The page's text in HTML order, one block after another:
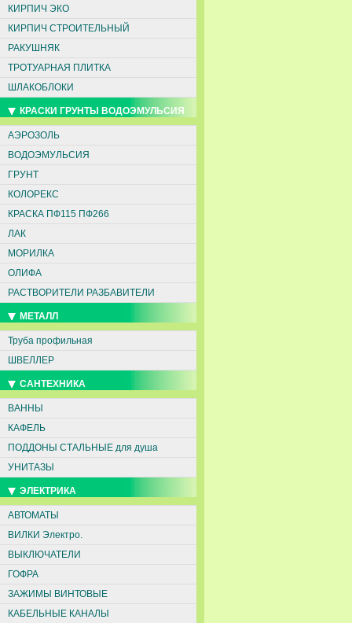
КИРПИЧ ЭКО
КИРПИЧ СТРОИТЕЛЬНЫЙ
РАКУШНЯК
ТРОТУАРНАЯ ПЛИТКА
ШЛАКОБЛОКИ
КРАСКИ ГРУНТЫ ВОДОЭМУЛЬСИЯ
АЭРОЗОЛЬ
ВОДОЭМУЛЬСИЯ
ГРУНТ
КОЛОРЕКС
КРАСКА ПФ115 ПФ266
ЛАК
МОРИЛКА
ОЛИФА
РАСТВОРИТЕЛИ РАЗБАВИТЕЛИ
МЕТАЛЛ
Труба профильная
ШВЕЛЛЕР
САНТЕХНИКА
ВАННЫ
КАФЕЛЬ
ПОДДОНЫ СТАЛЬНЫЕ для душа
УНИТАЗЫ
ЭЛЕКТРИКА
АВТОМАТЫ
ВИЛКИ Электро.
ВЫКЛЮЧАТЕЛИ
ГОФРА
ЗАЖИМЫ ВИНТОВЫЕ
КАБЕЛЬНЫЕ КАНАЛЫ